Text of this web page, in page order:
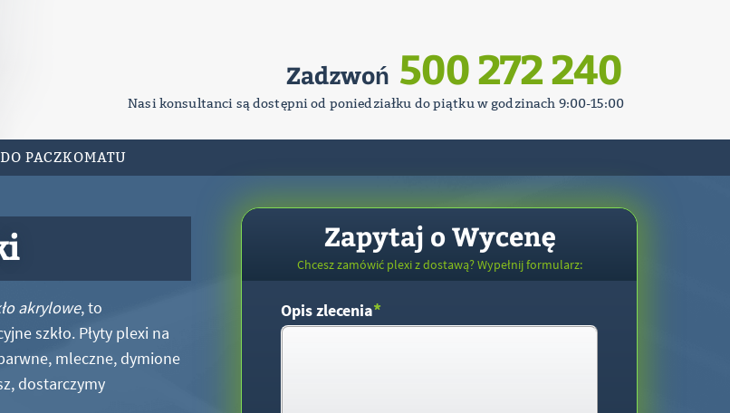
Zadzwoń 500 272 240
Nasi konsultanci są dostępni od poniedziałku do piątku w godzinach 9:00-15:00
PACZKOMATU
akrylowe, to
szkło. Płyty plexi na
mleczne, dymione
dostarczymy
Zapytaj o Wycenę
Chcesz zamówić plexi z dostawą? Wypełnij formularz:
Opis zlecenia*